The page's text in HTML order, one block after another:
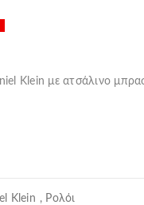
Klein με ατσάλινο
Klein , Ρολόι